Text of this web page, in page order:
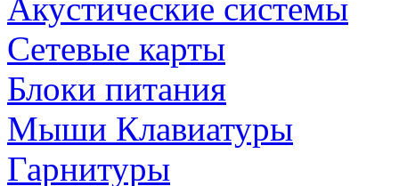
Акустические системы
Сетевые карты
Блоки питания
Мыши Клавиатуры
Гарнитуры